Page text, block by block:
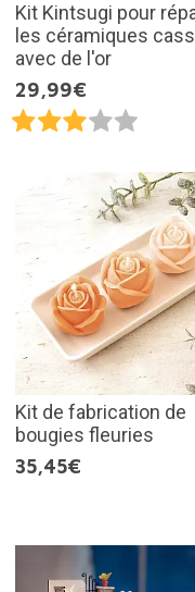
Kit Kintsugi pour
les céramiques
avec de l'or
29,99€
Kit de fabrication de
bougies fleuries
35,45€